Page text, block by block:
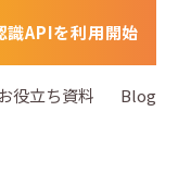
お役立ち資料 Blog
識APIを利用開始